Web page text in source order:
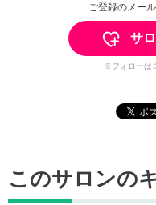
ご登録のメー
サ
※フォローは
このサロンの